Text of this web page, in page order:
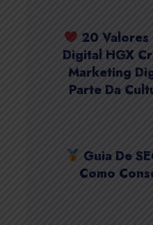
20
Digital HGX
Marketing
Parte Da
Guia De
Como